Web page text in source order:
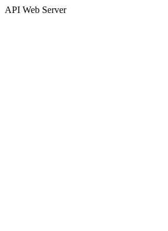
API Web Server